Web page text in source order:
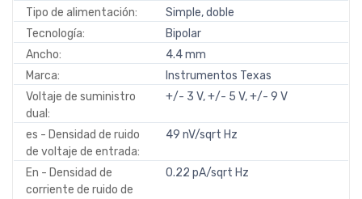
Tipo de alimentación:
Simple, doble
Tecnología:
Bipolar
Ancho:
4.4 mm
Marca:
Instrumentos Texas
Voltaje de suministro
dual:
+/- 3 V, +/- 5 V, +/- 9 V
es - Densidad de ruido
de voltaje de entrada:
49 nV/sqrt Hz
En - Densidad de
corriente de ruido de
0.22 pA/sqrt Hz